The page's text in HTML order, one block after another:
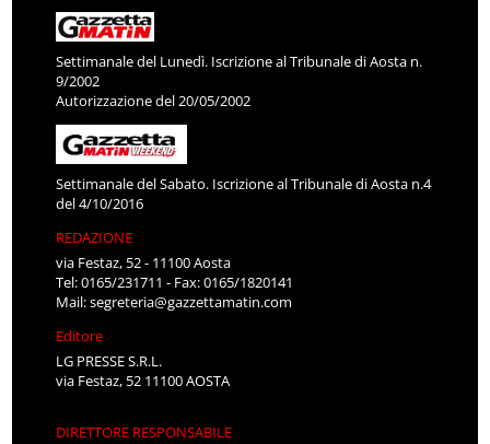
Settimanale del Lunedì. Iscrizione al Tribunale di Aosta n.
9/2002
Autorizzazione del 20/05/2002
Settimanale del Sabato. Iscrizione al Tribunale di Aosta n.4
del 4/10/2016
REDAZIONE
via Festaz, 52 - 11100 Aosta
Tel: 0165/231711 - Fax: 0165/1820141
Mail:segreteria@gazzettamatin.com
Editore
LG PRESSE S.R.L.
via Festaz, 52 11100 AOSTA
DIRETTORE RESPONSABILE